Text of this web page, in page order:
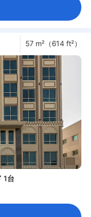
57 m²（614 ft²）
1台